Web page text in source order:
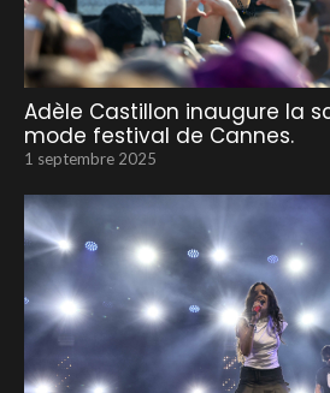
Adèle Castillon inaugure la
mode festival de Cannes.
1 septembre 2025